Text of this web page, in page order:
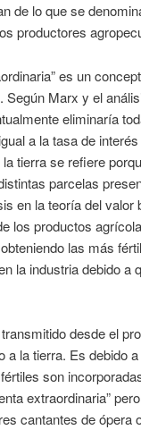
de lo que se
productores
es un
Según Marx y el
eliminaría
a la tasa de
tierra se refiere
parcelas
en la teoría del
los productos
las más
la industria debido a
desde el
a la tierra. Es debido
son
extraordinaria”
cantantes de ópera